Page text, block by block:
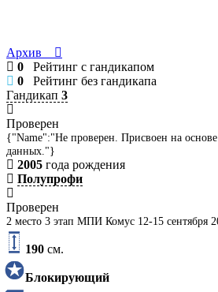
Архив
0 Рейтинг с гандикапом
0 Рейтинг без гандикапа
Гандикап 3
Проверен
{"Name":"Не проверен. Присвоен на
данных."}
2005 года рождения
Полупрофи
Проверен
2 место 3 этап МПИ Комус 12-15 сентября
190 см.
Блокирующий